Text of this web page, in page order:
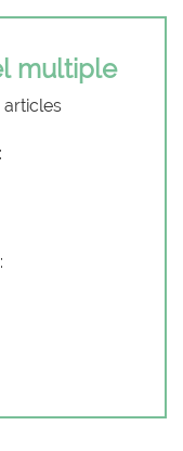
multiple
articles